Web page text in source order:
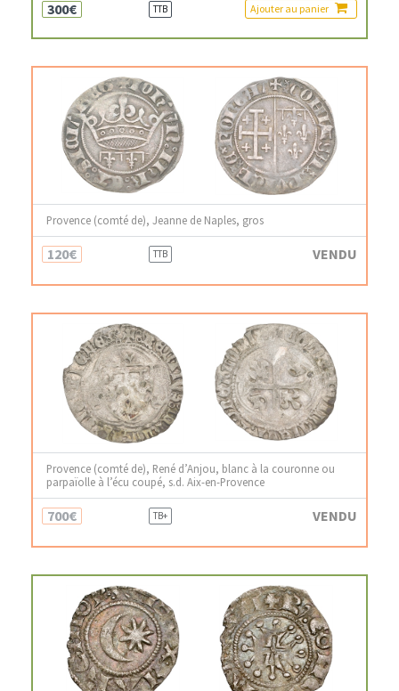
300€ TTB Ajouter au panier
Provence (comté de), Jeanne de Naples, gros
120€ TTB VENDU
Provence (comté de), René d’Anjou, blanc à la couronne ou
parpaïolle à l’écu coupé, s.d. Aix-en-Provence
700€ TB+ VENDU